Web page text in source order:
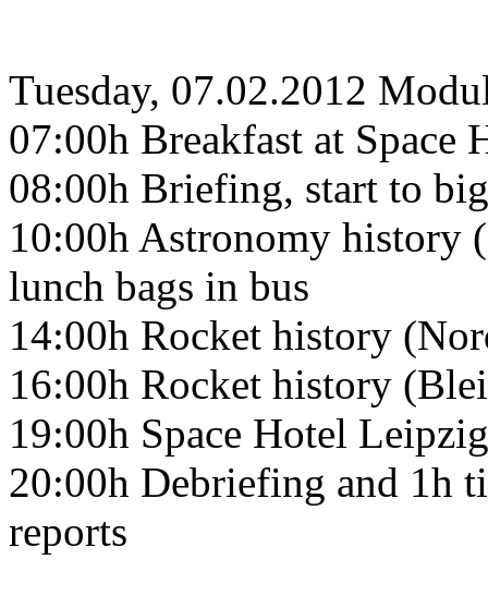
Tuesday, 07.02.2012
07:00h Breakfast at Space
08:00h Briefing, start to
10:00h Astronomy history
lunch bags in bus
14:00h Rocket history
16:00h Rocket history
19:00h Space Hotel
20:00h Debriefing and 1h
reports